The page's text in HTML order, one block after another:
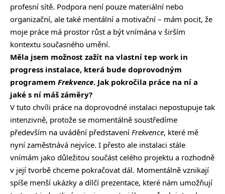
profesní sítě. Podpora není pouze materiální nebo
organizační, ale také mentální a motivační – mám pocit, že
moje práce má prostor růst a být vnímána v širším
kontextu současného umění.
Měla jsem možnost zažít na vlastní tep work in
progress instalace, která bude doprovodným
programem Frekvence. Jak pokročila práce na ní a
jaké s ní máš záměry?
V tuto chvíli práce na doprovodné instalaci nepostupuje tak
intenzivně, protože se momentálně soustředíme
především na uvádění představení Frekvence, které mě
nyní zaměstnává nejvíce. I přesto ale instalaci stále
vnímám jako důležitou součást celého projektu a rozhodně
v její tvorbě chceme pokračovat dál. Momentálně vznikají
spíše menší ukázky a dílčí prezentace, které nám umožňují